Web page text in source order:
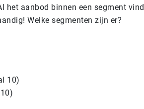
het aanbod binnen een segment vind
Welke segmenten zijn er?
10)